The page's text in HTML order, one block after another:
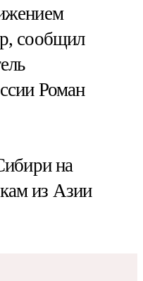
сообщил
Роман
на
из Азии